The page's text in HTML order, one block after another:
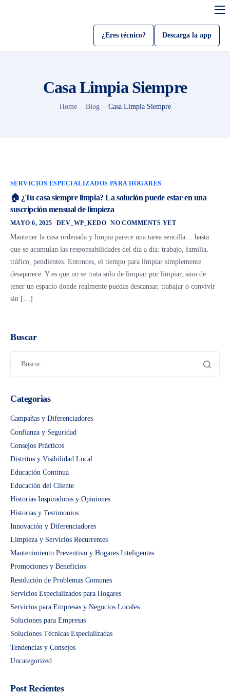
Como usar kedo app
¿Eres técnico? Descarga la app
Casa Limpia Siempre
Home Blog Casa Limpia Siempre
SERVICIOS ESPECIALIZADOS PARA HOGARES
🏠 ¿Tu casa siempre limpia? La solución puede estar en una
suscripción mensual de limpieza
MAYO 6, 2025 DEV_WP_KEDO NO COMMENTS YET
Mantener la casa ordenada y limpia parece una tarea sencilla… hasta
que se acumulan las responsabilidades del día a día: trabajo, familia,
tráfico, pendientes. Entonces, el tiempo para limpiar simplemente
desaparece. Y es que no se trata solo de limpiar por limpiar, sino de
tener un espacio donde realmente puedas descansar, trabajar o convivir
sin […]
Buscar
Categorias
Campañas y Diferenciadores
Confianza y Seguridad
Consejos Prácticos
Distritos y Visibilidad Local
Educación Continua
Educación del Cliente
Historias Inspiradoras y Opiniones
Historias y Testimonios
Innovación y Diferenciadores
Limpieza y Servicios Recurrentes
Mantenimiento Preventivo y Hogares Inteligentes
Promociones y Beneficios
Resolución de Problemas Comunes
Servicios Especializados para Hogares
Servicios para Empresas y Negocios Locales
Soluciones para Empresas
Soluciones Técnicas Especializadas
Tendencias y Consejos
Uncategorized
Post Recientes